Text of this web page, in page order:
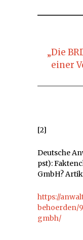
„Die BRD-Lüge!“ – Demontage
einer
[2]
Deutsche
pst):
GmbH?
https://
behoerden/
gmbh/